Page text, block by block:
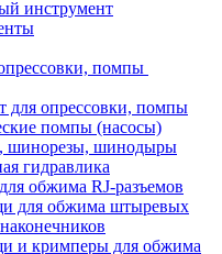
инструмент
помпы
для опрессовки, помпы
помпы (насосы)
шинорезы, шинодыры
гидравлика
обжима RJ-разъемов
для обжима штыревых
и кримперы для обжима